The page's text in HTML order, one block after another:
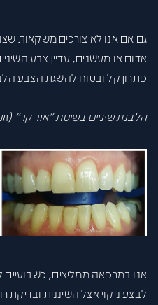
גם אם אנו לא צורכים משקאות
אדום או מעשנים, עדיין צבע
פתרון קל ובטוח להשגת הצבע
הלבנת שיניים בשיטת "אור קר"
אנו במרפאה ממליצים,
לבצע ניקוי אצל השיננית